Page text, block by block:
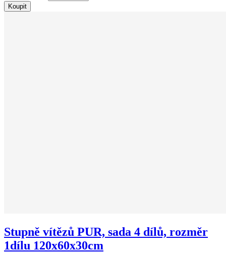
Koupit
Stupně vítězů PUR, sada 4 dílů, rozměr
1dílu 120x60x30cm